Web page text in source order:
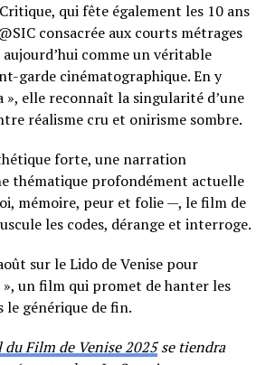
qui fête également les 10 ans
consacrée aux courts métrages
comme un véritable
garde cinématographique. En y
», elle reconnaît la singularité d’une
réalisme cru et onirisme sombre.
forte, une narration
thématique profondément actuelle
mémoire, peur et folie —, le film de
les codes, dérange et interroge.
sur le Lido de Venise pour
», un film qui promet de hanter les
le générique de fin.
du Film de Venise 2025se tiendra